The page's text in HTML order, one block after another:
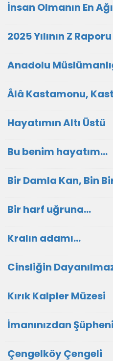
İnsan Olmanın En
2025 Yılının Z Raporu
Anadolu
Âlâ Kastamonu,
Hayatımın Altı Üstü
Bu benim hayatım...
Bir Damla Kan, Bin
Bir harf uğruna...
Kralın adamı...
Cinsliğin Dayanılmaz
Kırık Kalpler Müzesi
İmanınızdan
Çengelköy Çengeli